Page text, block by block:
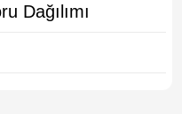
Dağılımı